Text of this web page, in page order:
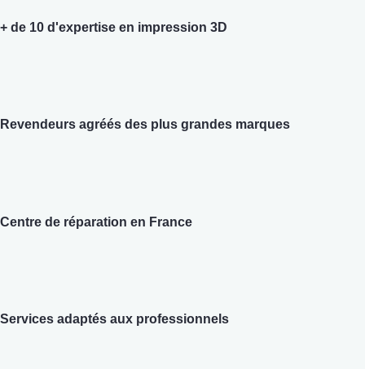
+ de 10 d'expertise en impression 3D
Revendeurs agréés des plus grandes marques
Centre de réparation en France
Services adaptés aux professionnels